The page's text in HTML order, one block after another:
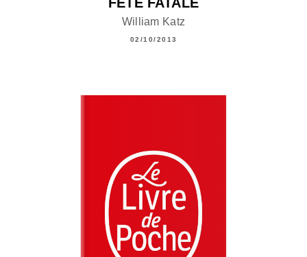
William Katz
02/10/2013